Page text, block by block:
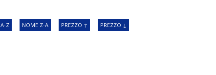
Z NOME Z-A PREZZO ↑ PREZZO ↓